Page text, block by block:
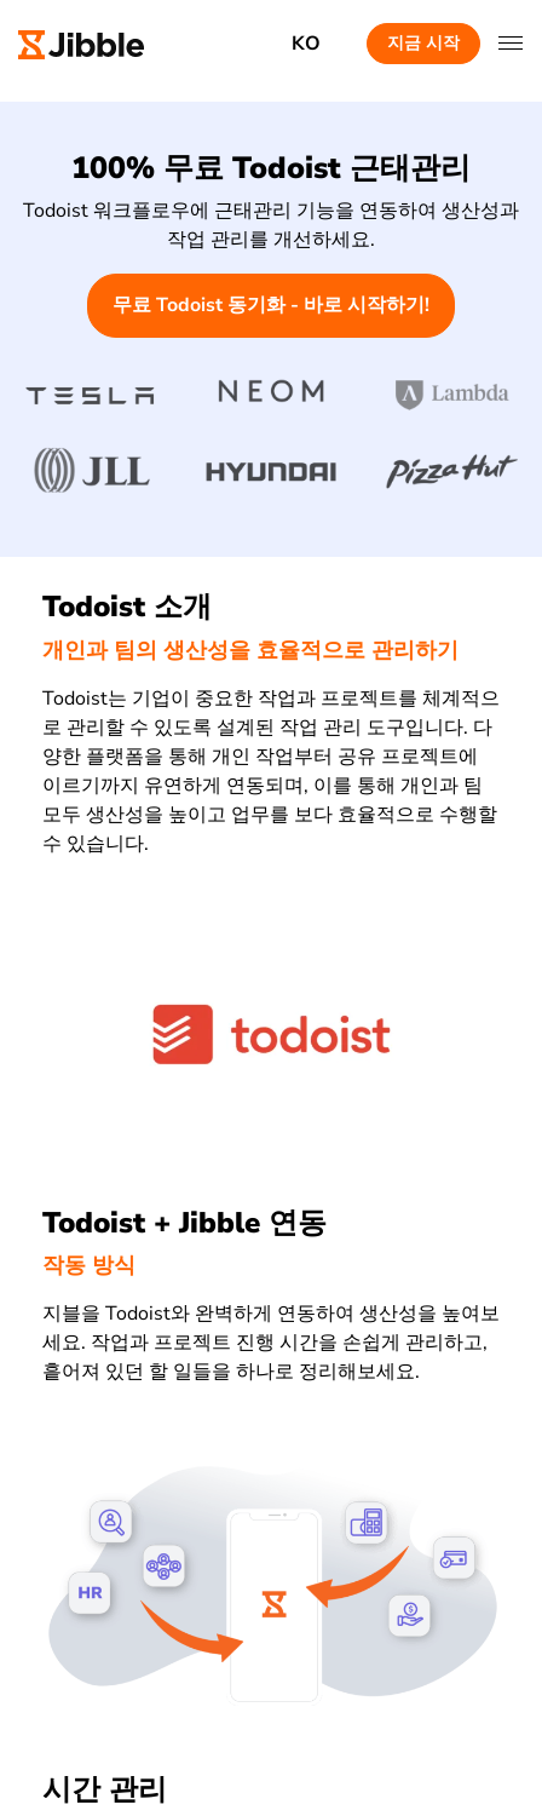
KO 지금 시작
100% 무료 Todoist 근태관리
Todoist 워크플로우에 근태관리 기능을 연동하여 생산성과
작업 관리를 개선하세요.
무료 Todoist 동기화 - 바로 시작하기!
Todoist 소개
개인과 팀의 생산성을 효율적으로 관리하기
Todoist는 기업이 중요한 작업과 프로젝트를 체계적으
로 관리할 수 있도록 설계된 작업 관리 도구입니다. 다
양한 플랫폼을 통해 개인 작업부터 공유 프로젝트에
이르기까지 유연하게 연동되며, 이를 통해 개인과 팀
모두 생산성을 높이고 업무를 보다 효율적으로 수행할
수 있습니다.
Todoist + Jibble 연동
작동 방식
지블을 Todoist와 완벽하게 연동하여 생산성을 높여보
세요. 작업과 프로젝트 진행 시간을 손쉽게 관리하고,
흩어져 있던 할 일들을 하나로 정리해보세요.
시간 관리